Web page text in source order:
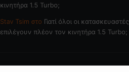
κινητήρα 1.5 Turbo;
Stav Tsim στο Γιατί όλοι οι κατασκευαστές
επιλέγουν πλέον τον κινητήρα 1.5 Turbo;